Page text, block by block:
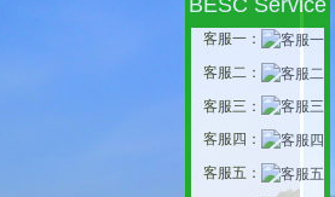
BESC Service
客服一：
客服二：
客服三：
客服四：
客服五：